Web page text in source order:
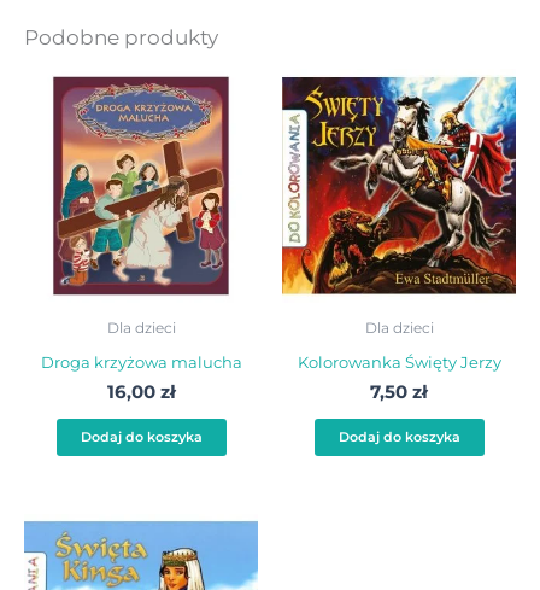
Podobne produkty
Dla dzieci
Droga krzyżowa malucha
16,00 zł
Dodaj do koszyka
Dla dzieci
Kolorowanka Święty Jerzy
7,50 zł
Dodaj do koszyka